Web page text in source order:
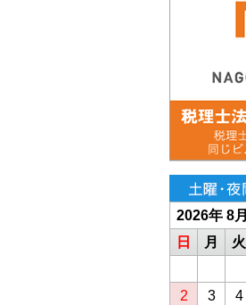
2026年 8月
日
月 火
2
3 4